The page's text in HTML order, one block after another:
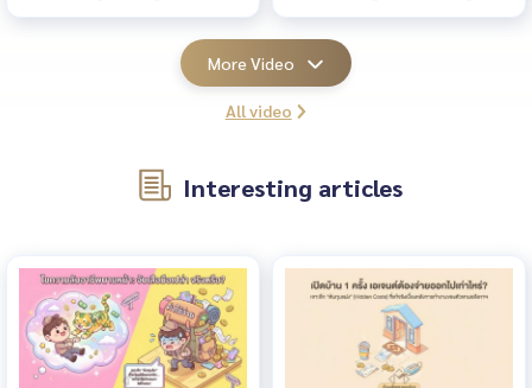
accommodates a foreigner
the Kingdom must notify the
located within 24 hours from the
Notification Method 1: Submit
Documents In Person Submit the
documents personally or
authorize someone else to
comeback?
under clear laws, while real
estate agents—despite working
in an extremely high-value
become a real estate agent
without passing any exams, which
INBOX, we speak with Mr.
Jakkapan Thoonsap, an
executive at Matching Property
Co., Ltd., who will share his
Producer, Become The Agent
Prarinawat Khanarphakkhawatt
(Jakkapan Thoonsap) CEO of
Matching Property
More Video
All video
Interesting articles